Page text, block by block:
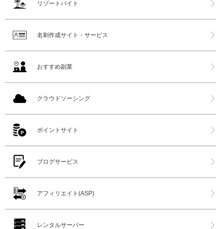
リゾートバイト
名刺作成サイト・サービス
おすすめ副業
クラウドソーシング
ポイントサイト
ブログサービス
アフィリエイト(ASP)
レンタルサーバー